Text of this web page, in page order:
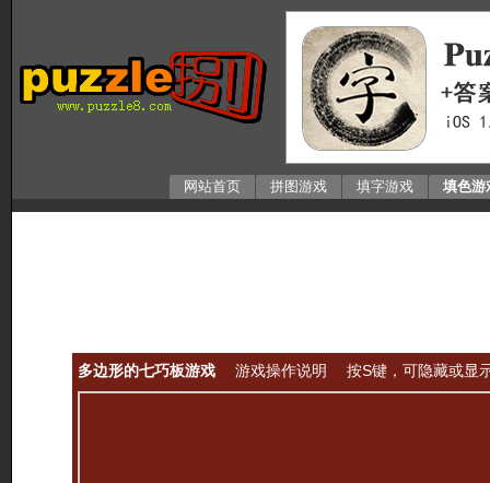
网站首页 拼图游戏 填字游戏 填色游
多边形的七巧板游戏 游戏操作说明 按S键，可隐藏或显